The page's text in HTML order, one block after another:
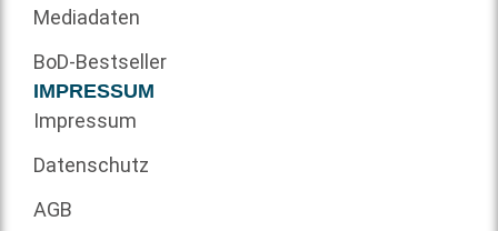
Mediadaten
BoD-Bestseller
IMPRESSUM
Impressum
Datenschutz
AGB